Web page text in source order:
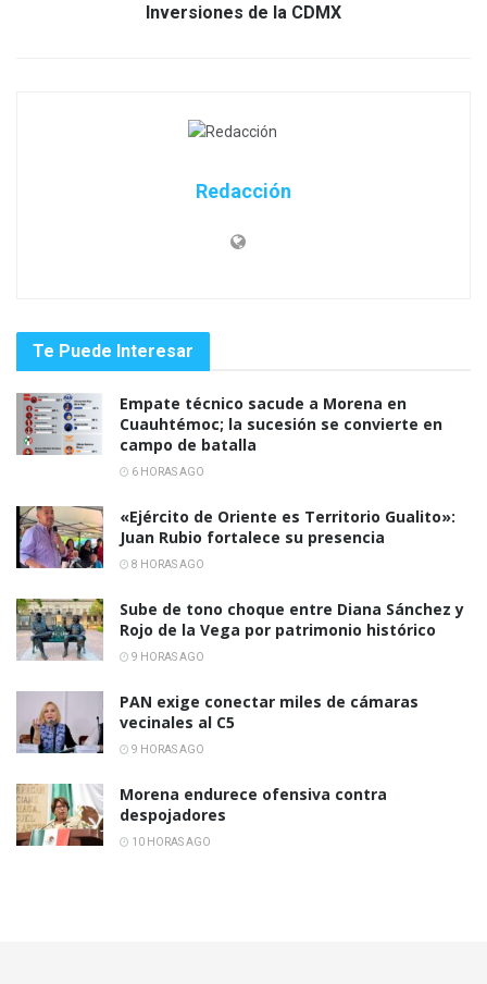
Inversiones de la CDMX
Redacción
Te Puede Interesar
Empate técnico sacude a Morena en
Cuauhtémoc; la sucesión se convierte en
campo de batalla
6 HORAS AGO
«Ejército de Oriente es Territorio Gualito»:
Juan Rubio fortalece su presencia
8 HORAS AGO
Sube de tono choque entre Diana Sánchez y
Rojo de la Vega por patrimonio histórico
9 HORAS AGO
PAN exige conectar miles de cámaras
vecinales al C5
9 HORAS AGO
Morena endurece ofensiva contra
despojadores
10 HORAS AGO